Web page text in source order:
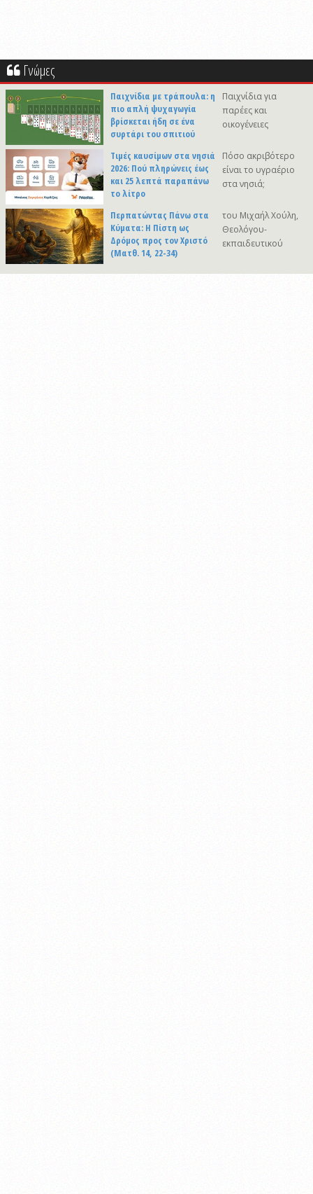
Γνώμες
Παιχνίδια με τράπουλα: η
πιο απλή ψυχαγωγία
βρίσκεται ήδη σε ένα
συρτάρι του σπιτιού
Παιχνίδια για
παρέες και
οικογένειες
Τιμές καυσίμων στα νησιά
2026: Πού πληρώνεις έως
και 25 λεπτά παραπάνω
το λίτρο
Πόσο ακριβότερο
είναι το υγραέριο
στα νησιά;
Περπατώντας Πάνω στα
Κύματα: Η Πίστη ως
Δρόμος προς τον Χριστό
(Ματθ. 14, 22-34)
του Μιχαήλ Χούλη,
Θεολόγου-
εκπαιδευτικού